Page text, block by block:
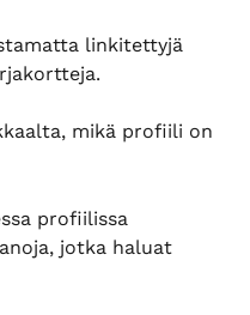
linkitettyjä
mikä profiili on
profiilissa
jotka haluat